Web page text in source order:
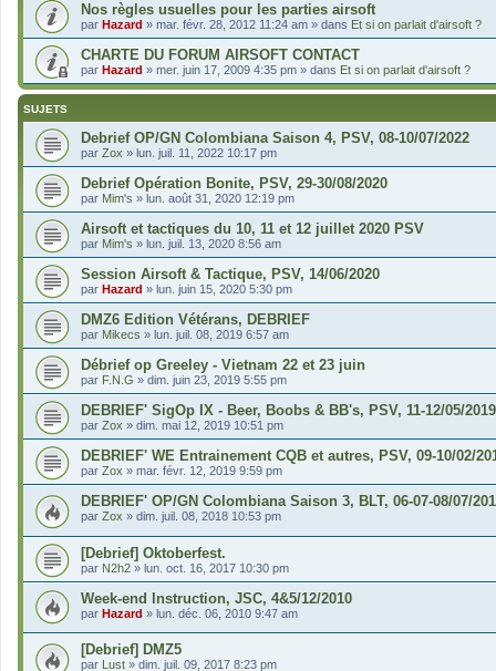
Nos règles usuelles pour les parties airsoft
par Hazard » mar. févr. 28, 2012 11:24 am » dans Et si on parlait d'airsoft ?
CHARTE DU FORUM AIRSOFT CONTACT
par Hazard » mer. juin 17, 2009 4:35 pm » dans Et si on parlait d'airsoft ?
SUJETS
Debrief OP/GN Colombiana Saison 4, PSV, 08-10/07/2022
par Zox » lun. juil. 11, 2022 10:17 pm
Debrief Opération Bonite, PSV, 29-30/08/2020
par Mim's » lun. août 31, 2020 12:19 pm
Airsoft et tactiques du 10, 11 et 12 juillet 2020 PSV
par Mim's » lun. juil. 13, 2020 8:56 am
Session Airsoft & Tactique, PSV, 14/06/2020
par Hazard » lun. juin 15, 2020 5:30 pm
DMZ6 Edition Vétérans, DEBRIEF
par Mikecs » lun. juil. 08, 2019 6:57 am
Débrief op Greeley - Vietnam 22 et 23 juin
par F.N.G » dim. juin 23, 2019 5:55 pm
DEBRIEF' SigOp IX - Beer, Boobs & BB's, PSV, 11-12/05/2019
par Zox » dim. mai 12, 2019 10:51 pm
DEBRIEF' WE Entrainement CQB et autres, PSV, 09-10/02/
par Zox » mar. févr. 12, 2019 9:59 pm
DEBRIEF' OP/GN Colombiana Saison 3, BLT, 06-07-08/07/
par Zox » dim. juil. 08, 2018 10:53 pm
[Debrief] Oktoberfest.
par N2h2 » lun. oct. 16, 2017 10:30 pm
Week-end Instruction, JSC, 4&5/12/2010
par Hazard » lun. déc. 06, 2010 9:47 am
[Debrief] DMZ5
par Lust » dim. juil. 09, 2017 8:23 pm